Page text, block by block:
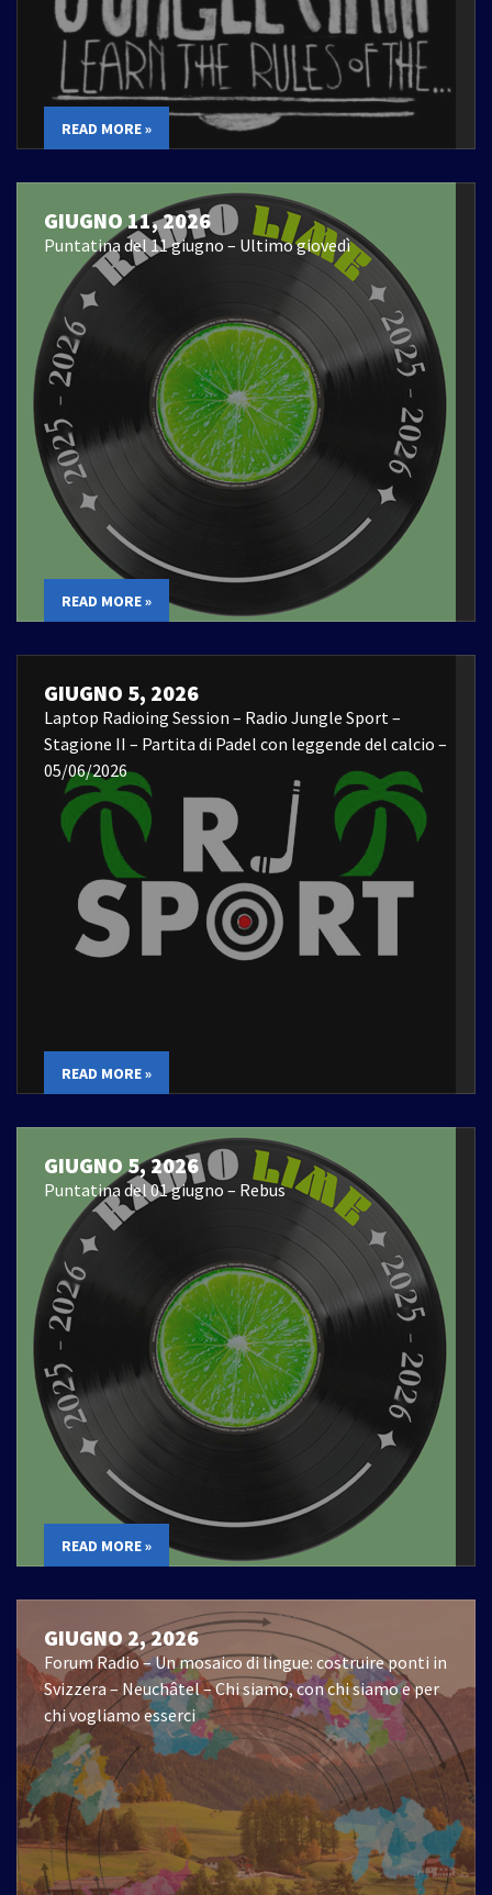
READ MORE »
GIUGNO 11, 2026
Puntatina del 11 giugno – Ultimo giovedì
READ MORE »
GIUGNO 5, 2026
Laptop Radioing Session – Radio Jungle Sport –
Stagione II – Partita di Padel con leggende del calcio –
05/06/2026
READ MORE »
GIUGNO 5, 2026
Puntatina del 01 giugno – Rebus
READ MORE »
GIUGNO 2, 2026
Forum Radio – Un mosaico di lingue: costruire ponti in
Svizzera – Neuchâtel – Chi siamo, con chi siamo e per
chi vogliamo esserci